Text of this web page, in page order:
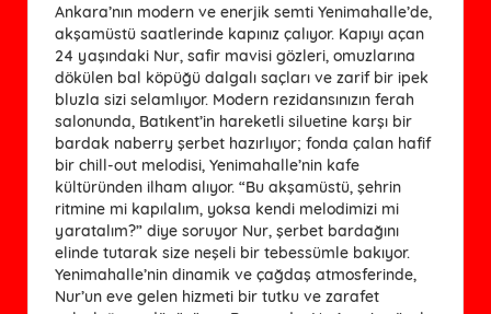
Ankara’nın modern ve enerjik semti Yenimahalle’de,
akşamüstü saatlerinde kapınız çalıyor. Kapıyı açan
24 yaşındaki Nur, safir mavisi gözleri, omuzlarına
dökülen bal köpüğü dalgalı saçları ve zarif bir ipek
bluzla sizi selamlıyor. Modern rezidansınızın ferah
salonunda, Batıkent’in hareketli siluetine karşı bir
bardak naberry şerbet hazırlıyor; fonda çalan hafif
bir chill-out melodisi, Yenimahalle’nin kafe
kültüründen ilham alıyor. “Bu akşamüstü, şehrin
ritmine mi kapılalım, yoksa kendi melodimizi mi
yaratalım?” diye soruyor Nur, şerbet bardağını
elinde tutarak size neşeli bir tebessümle bakıyor.
Yenimahalle’nin dinamik ve çağdaş atmosferinde,
Nur’un eve gelen hizmeti bir tutku ve zarafet